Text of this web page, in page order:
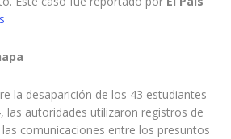
la desaparición de los 43 estudiantes
las autoridades utilizaron registros de
comunicaciones entre los presuntos